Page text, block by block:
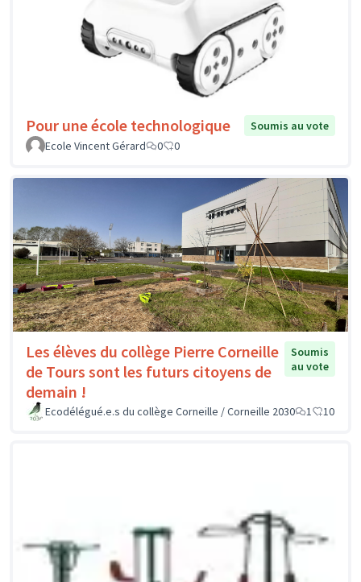
Pour une école technologique
Soumis au vote
Ecole Vincent Gérard
0 0
Les élèves du collège Pierre Corneille
de Tours sont les futurs citoyens de
demain !
Soumis
au vote
Ecodélégué.e.s du collège Corneille / Corneille 2030 1 10